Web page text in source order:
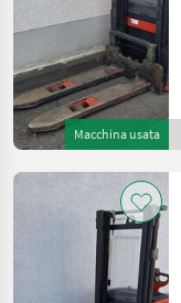
Macchina usata